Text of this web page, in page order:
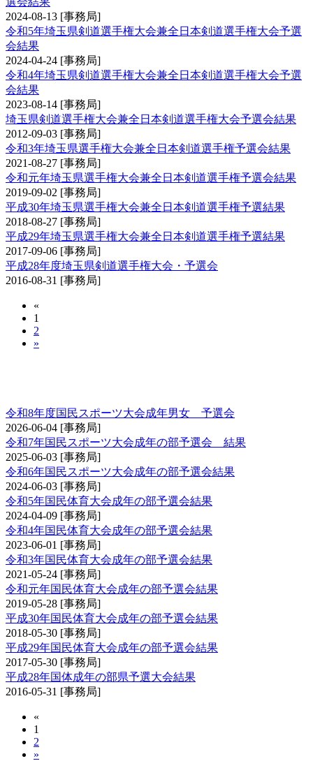
2024-08-13 [事務局]
令和5年埼玉県剣道選手権大会兼全日本剣道選手権大会予選
会結果
2024-04-24 [事務局]
令和4年埼玉県剣道選手権大会兼全日本剣道選手権大会予選
会結果
2023-08-14 [事務局]
埼玉県剣道選手権大会兼全日本剣道選手権大会予選会結果
2012-09-03 [事務局]
令和3年埼玉県選手権大会兼全日本剣道選手権予選会結果
2021-08-27 [事務局]
令和元年埼玉県選手権大会兼全日本剣道選手権予選会結果
2019-09-02 [事務局]
平成30年埼玉県選手権大会兼全日本剣道選手権予選結果
2018-08-27 [事務局]
平成29年埼玉県選手権大会兼全日本剣道選手権予選結果
2017-09-06 [事務局]
平成28年度埼玉県剣道選手権大会・予選会
2016-08-31 [事務局]
«
1
2
»
令和8年度国民スポーツ大会成年男女 予選会
2026-06-04 [事務局]
令和7年国民スポーツ大会成年の部予選会 結果
2025-06-03 [事務局]
令和6年国民スポーツ大会成年の部予選会結果
2024-06-03 [事務局]
令和5年国民体育大会成年の部予選会結果
2024-04-09 [事務局]
令和4年国民体育大会成年の部予選会結果
2023-06-01 [事務局]
令和3年国民体育大会成年の部予選会結果
2021-05-24 [事務局]
令和元年国民体育大会成年の部予選会結果
2019-05-28 [事務局]
平成30年国民体育大会成年の部予選会結果
2018-05-30 [事務局]
平成29年国民体育大会成年の部予選会結果
2017-05-30 [事務局]
平成28年国体成年の部県予選大会結果
2016-05-31 [事務局]
«
1
2
»